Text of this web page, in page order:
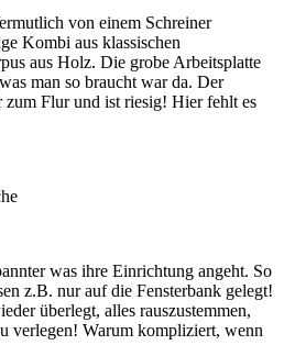
von einem Schreiner
Kombi aus klassischen
aus Holz. Die grobe Arbeitsplatte
man so braucht war da. Der
Flur und ist riesig! Hier fehlt es
was ihre Einrichtung angeht. So
z.B. nur auf die Fensterbank gelegt!
überlegt, alles rauszustemmen,
verlegen! Warum kompliziert, wenn